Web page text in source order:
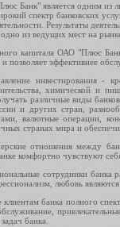
Банк" является одним из
спектр банковских
Результаты
одно из ведущих мест на
капитала ОАО "Плюс
позволяет эффективнее
инвестирования -
химической и
различные виды
и других стран,
валютные операции,
странах мира и
отношения между
комфортно чувствуют
сотрудники банка
любовь
клиентам банка полного
банка.